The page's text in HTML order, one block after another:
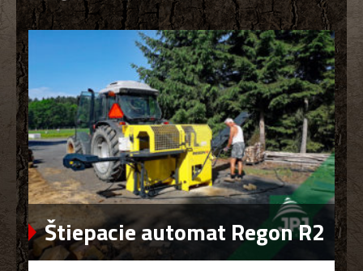
Štiepacie automat Regon R2